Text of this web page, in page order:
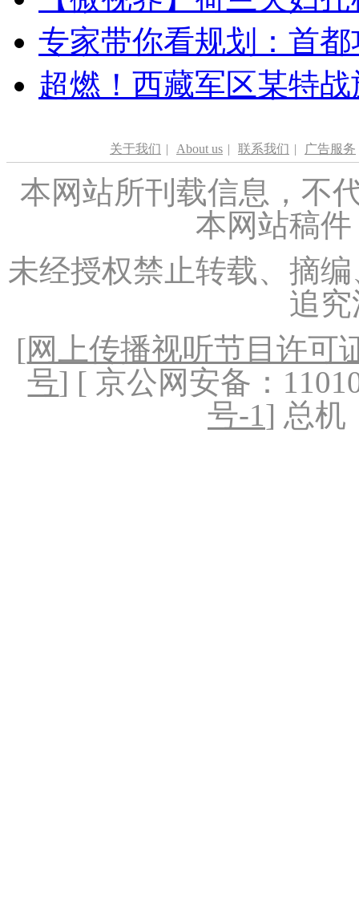
专家带你看规划：首
超燃！西藏军区某特
关于我们 | About us | 联系我们 | 广告服务
本网站所刊载信息，不
本网站稿
未经授权禁止转载、摘
追
[网上传播视听节目许可
号] [ 京公网安备：
号-1] 总机